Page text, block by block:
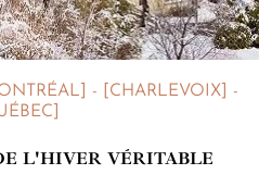
- [CHARLEVOIX] -
L'HIVER VÉRITABLE